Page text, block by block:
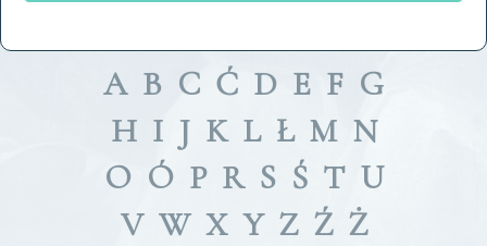
A B C Ć D E F G
H I J K L Ł M N
O Ó P R S Ś T U
V W X Y Z Ź Ż